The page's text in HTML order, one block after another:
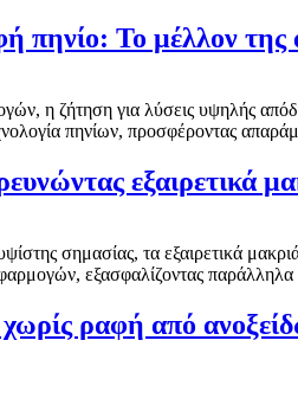
πηνίο: Το μέλλον της
η ζήτηση για λύσεις υψηλής
πηνίων, προσφέροντας
εξαιρετικά
σημασίας, τα εξαιρετικά
εφαρμογών, εξασφαλίζοντας
ραφή από